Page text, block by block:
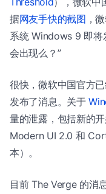
据网友手快的截图 ，
系统 Windows 9 即将
会出现么？”
很快，微软中国官方
发布了消息。关于
量的泄露，包括新的
Modern UI 2.0 和
本）。
目前 The Verge 的消